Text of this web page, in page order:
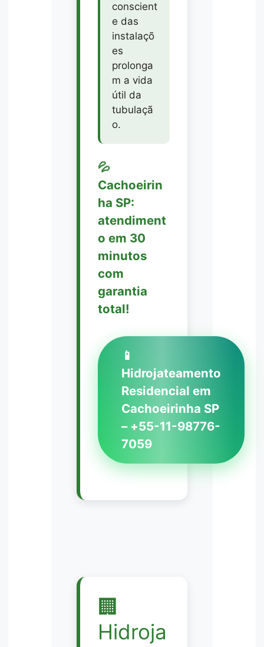
conscient
e das
instalaçõ
es
prolonga
m a vida
útil da
tubulaçã
o.
💦
Cachoeirin
ha SP:
atendiment
o em 30
minutos
com
garantia
total!
📱
Hidrojateamento
Residencial em
Cachoeirinha SP
– +55-11-98776-
7059
🏢
Hidroja